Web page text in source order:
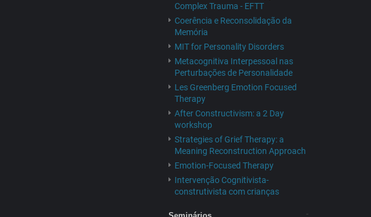
Complex Trauma - EFTT
Coerência e Reconsolidação da
Memória
MIT for Personality Disorders
Metacognitiva Interpessoal nas
Perturbações de Personalidade
Les Greenberg Emotion Focused
Therapy
After Constructivism: a 2 Day
workshop
Strategies of Grief Therapy: a
Meaning Reconstruction Approach
Emotion-Focused Therapy
Intervenção Cognitivista-
construtivista com crianças